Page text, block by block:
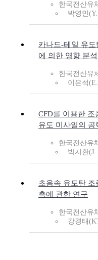
한국전산유
박영민
카나드-테일 유
에 의한 영향 분석
한국전산유
이은석
CFD를 이용한 조
유도 미사일의 공
한국전산유
박지환(J.
초음속 유도탄 조
측에 관한 연구
한국전산유
강경태